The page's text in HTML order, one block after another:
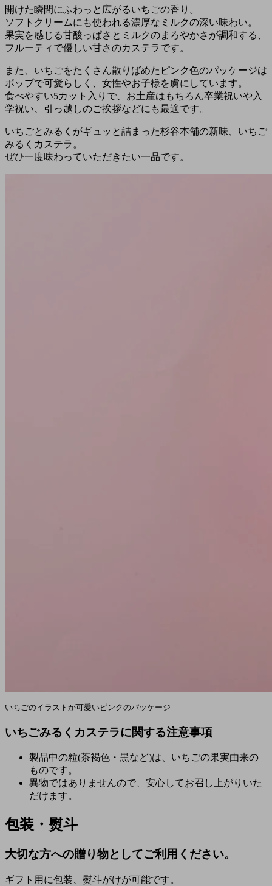
開けた瞬間にふわっと広がるいちごの香り。
ソフトクリームにも使われる濃厚なミルクの深い味わい。
果実を感じる甘酸っぱさとミルクのまろやかさが調和する、
フルーティで優しい甘さのカステラです。
また、いちごをたくさん散りばめたピンク色のパッケージは
ポップで可愛らしく、女性やお子様を虜にしています。
食べやすい5カット入りで、お土産はもちろん卒業祝いや入
学祝い、引っ越しのご挨拶などにも最適です。
いちごとみるくがギュッと詰まった杉谷本舗の新味、いちご
みるくカステラ。
ぜひ一度味わっていただきたい一品です。
いちごのイラストが可愛いピンクのパッケージ
いちごみるくカステラに関する注意事項
製品中の粒(茶褐色・黒など)は、いちごの果実由来の
ものです。
異物ではありませんので、安心してお召し上がりいた
だけます。
包装・熨斗
大切な方への贈り物としてご利用ください。
ギフト用に包装、熨斗がけが可能です。